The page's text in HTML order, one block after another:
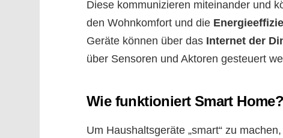
Diese kommunizieren miteinander und
den Wohnkomfort und die
Geräte können über das Internet der
über Sensoren und Aktoren gesteuert
Wie funktioniert Smart Home?
Um Haushaltsgeräte „smart“ zu